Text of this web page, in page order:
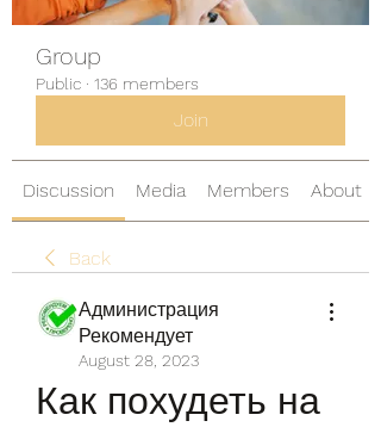
Group
Public · 136 members
Join
Discussion Media Members About
Back
Администрация
Рекомендует
August 28, 2023
Как похудеть на